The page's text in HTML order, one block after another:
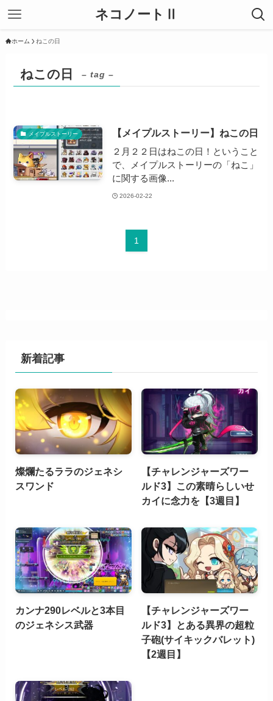
ネコノートⅡ
ホーム ねこの日
ねこの日 – tag –
メイプルストーリー 【メイプルストーリー】ねこの日
２月２２日はねこの日！ということ
で、メイプルストーリーの「ねこ」
に関する画像...
2026-02-22
1
新着記事
燦爛たるララのジェネシ
スワンド
【チャレンジャーズワー
ルド3】この素晴らしいせ
カイに念力を【3週目】
カンナ290レベルと3本目
のジェネシス武器
【チャレンジャーズワー
ルド3】とある異界の超粒
子砲(サイキックバレット)
【2週目】